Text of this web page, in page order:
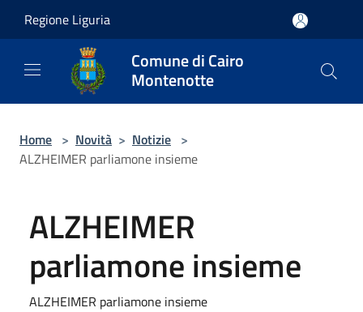
Regione Liguria
Comune di Cairo
Montenotte
Home > Novità > Notizie >
ALZHEIMER parliamone insieme
ALZHEIMER
parliamone insieme
ALZHEIMER parliamone insieme